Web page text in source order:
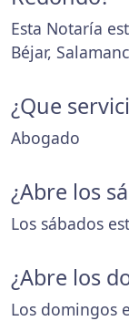
Esta Notaría
Béjar,
¿Que
Abogado
¿Abre los
Los sábados
¿Abre los
Los domingos